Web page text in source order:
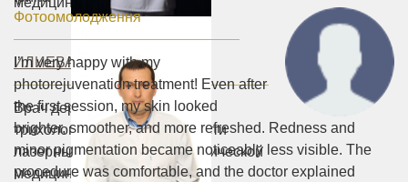
ИЛИЕВА АННА ОЛЕГОВНА
Врач дерматолог-косметолог,
трихолог, специалист в области
лазерных технологий в эстетической
медицины.
Фотоомолодження
I’m very happy with my
photorejuvenation treatment! Even after
the first session, my skin looked
brighter, smoother, and more refreshed. Redness and
minor pigmentation became noticeably less visible. The
procedure was comfortable, and the doctor explained